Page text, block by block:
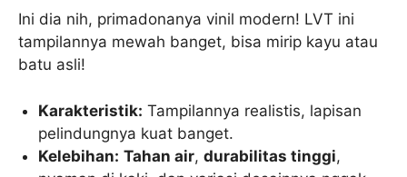
Ini dia nih, primadonanya vinil modern! LVT ini
tampilannya mewah banget, bisa mirip kayu atau
batu asli!
Karakteristik: Tampilannya realistis, lapisan
pelindungnya kuat banget.
Kelebihan: Tahan air,durabilitas tinggi,